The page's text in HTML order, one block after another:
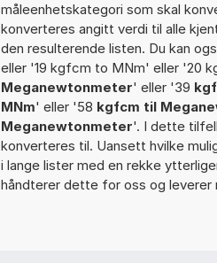
måleenhetskategori som skal
konverteres angitt verdi til alle
den resulterende listen. Du kan
eller '19 kgfcm to MNm' eller '20
Meganewtonmeter' eller '39
MNm' eller '58 kgfcm til
Meganewtonmeter'. I dette
konverteres til. Uansett hvilke
i lange lister med en rekke
håndterer dette for oss og leverer